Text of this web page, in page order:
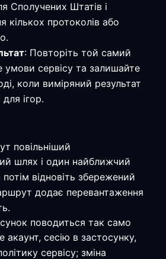
Сполучених Штатів і
кількох протоколів або
: Повторіть той самий
умови сервісу та залишайте
коли виміряний результат
для ігор.
повільніший
шлях і один найближчий
відновіть збережений
додає перевантаження
поводиться так само
акаунт, сесію в застосунку,
сервісу; зміна